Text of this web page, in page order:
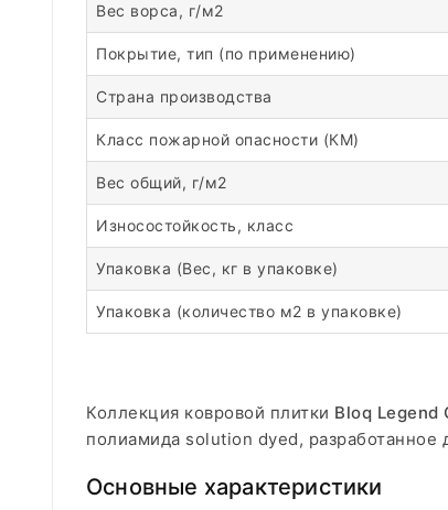
Вес ворса, г/м2
Покрытие, тип (по применению)
Страна производства
Класс пожарной опасности (КМ)
Вес общий, г/м2
Износостойкость, класс
Упаковка (Вес, кг в упаковке)
Упаковка (количество м2 в упаковке)
Коллекция ковровой плитки Bloq Legend
полиамида solution dyed,
Основные характеристики